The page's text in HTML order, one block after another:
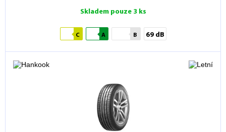
Skladem pouze 3 ks
C A B 69 dB